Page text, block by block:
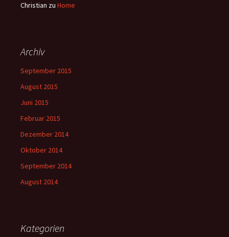
Christian zu Home
Archiv
September 2015
August 2015
Juni 2015
Februar 2015
Dezember 2014
Oktober 2014
September 2014
August 2014
Kategorien